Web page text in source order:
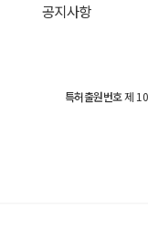
공지사항
특허출원번호제